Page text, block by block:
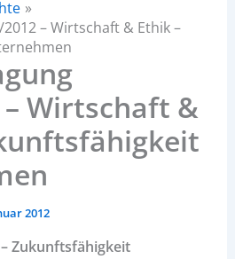
– Wirtschaft & Ethik –
– Wirtschaft &
2012
Zukunftsfähigkeit